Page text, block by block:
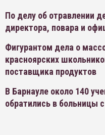
По делу об отравлении
директора, повара и
Фигурантом дела о
красноярских
поставщика продуктов
В Барнауле около 140
обратились в больницы